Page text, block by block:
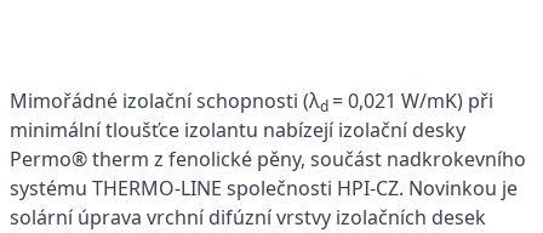
Mimořádné izolační schopnosti (λd = 0,021 W/mK) při
minimální tloušťce izolantu nabízejí izolační desky
Permo® therm z fenolické pěny, součást nadkrokevního
systému THERMO-LINE společnosti HPI-CZ. Novinkou je
solární úprava vrchní difúzní vrstvy izolačních desek